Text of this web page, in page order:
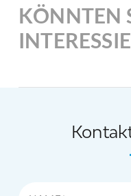
KÖNNTEN